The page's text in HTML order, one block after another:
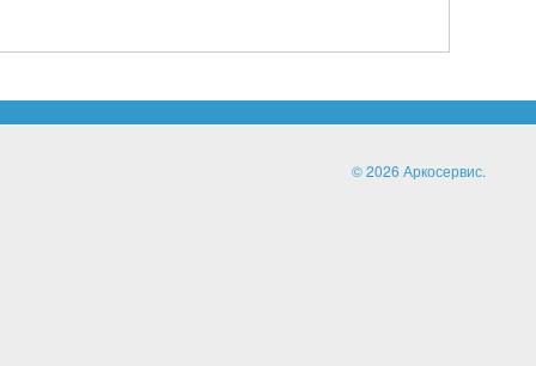
© 2026 Аркосервис.